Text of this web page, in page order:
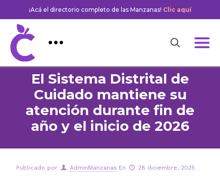
¡Acá el directorio completo de las Manzanas! Clic aquí
El Sistema Distrital de
Cuidado mantiene su
atención durante fin de
año y el inicio de 2026
Publicado por AdminManzanas En 28 diciembre, 2025